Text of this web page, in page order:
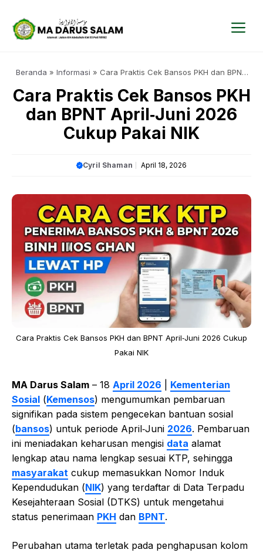
Beranda » Informasi » Cara Praktis Cek Bansos PKH dan BPNT
Cara Praktis Cek Bansos PKH
dan BPNT April‑Juni 2026
Cukup Pakai NIK
Cyril Shaman April 18, 2026
Cara Praktis Cek Bansos PKH dan BPNT April‑Juni 2026 Cukup
Pakai NIK
MA Darus Salam – 18 April 2026
Kementerian
Sosial (Kemensos) mengumumkan pembaruan
signifikan pada sistem pengecekan bantuan sosial
(bansos) untuk periode April‑Juni 2026. Pembaruan
ini meniadakan keharusan mengisi data alamat
lengkap atau nama lengkap sesuai KTP, sehingga
masyarakat cukup memasukkan Nomor Induk
Kependudukan (NIK) yang terdaftar di Data Terpadu
Kesejahteraan Sosial (DTKS) untuk mengetahui
status penerimaan PKH dan BPNT.
Perubahan utama terletak pada penghapusan kolom